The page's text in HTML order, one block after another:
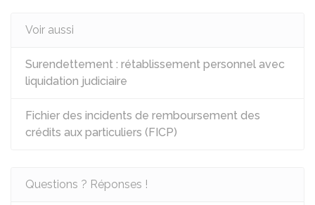
Voir aussi
Surendettement : rétablissement personnel avec
liquidation judiciaire
Fichier des incidents de remboursement des
crédits aux particuliers (FICP)
Questions ? Réponses !